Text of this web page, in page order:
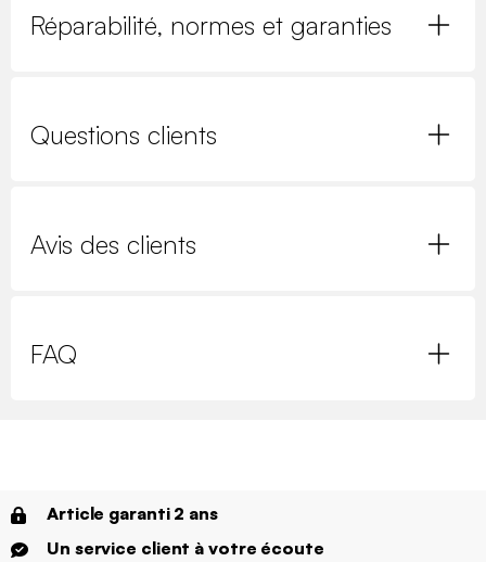
Réparabilité, normes et garanties
Questions clients
Avis des clients
FAQ
Article garanti 2 ans
Un service client à votre écoute